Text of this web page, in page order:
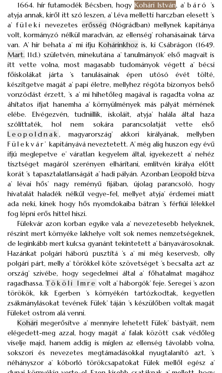
1664. hír futamodék Bécsben, hogyKohári István, a’báró ’s
atyja annak, kiről itt szó leszen, a’ Léva melletti harczban elesett ’s
a’ füleki nevezetes erősség(Nógrádban) mellynek kapitánya
volt, kormányzó nélkül maradván, az ellenség’ rohanásainak tárva
van. A’ hír behata a’ mi ifju Kohárinkhoz is, ki Csábrágon (1649.
Mart. 11d.) születvén, minekutána a’ tanulmányok’ első magvait is
itt vette volna, most magasabb tudományok végett a’ bécsi
főiskolákat járta ’s tanulásainak épen utósó évét tölté,
készítgetve magát a’ papi életre, mellyhez régóta bizonyos belső
vonzódást érzett, ’s a’ mi hihetőleg magával is ragadta volna az
áhítatos ifjat hanemha a’ környülmények más pályát mérnének
elébe. Elvégezvén, tudniillik, iskoláit, atyja’ halála által haza
szólíttaték, hol nem sokára parancsolatját vette első
Leopoldnak, magyarország’ akkori királyának, mellyben
Fülekvár’ kapitányává neveztetett. A’ még alig huszon egy évű
ifjú meglepetve e’ váratlan kegyelem által, igyekezett a’ nehéz
tisztséget magáról szerényen elhárítani, említvén királya előtt
korát ’s tapasztalatlanságát a’ hadi pályán. Azonban Leopoldbízva
a’ lévai hős’ nagy reményű fijában, újolag parancsoló, hogy
hivatalát haladék nélkűl vegye-fel, mellyet atyja’ érdemei miatt
ada neki, kinek hogy hős nyomdokaiba bátran ’s férfiúi lélekkel
fog lépni erős hittel hiszi.
Fülekvár azon korban egyike vala a’ nevezetesebb helyeknek,
részint mert környéke lakhelye volt sok nemes nemzetségeknek,
de leginkább mert kulcsa gyanánt tekintetett a’ bányavárosoknak.
Hazánkat polgári háború pusztítá ’s a’ mi még keservesb, olly
polgári párt, melly a’ törökkel köte szövetséget ’s becsalta azt az
ország’ szivébe, hogy segedelmei által a’ főhatalmat magához
ragadhassa. Tököli Imre volt a’ háborgók’ feje. Seregei ’s azon
törökök, kik Egerben ’s környékén tartózkodtak, kegyetlen
zsákmánylásokat tevének Fülek’ táján ’s készülőben voltak magát
Füleket ostrom alá venni.
Kohári megerősítve a’ mennyire lehetett Fülek’ bástyáit, nem
elégedett-meg azzal, hogy magát a’ falak között csak védőleg
viselje majd, hanem addig is míglen az ellenség távolabb volna,
sokszori és nevezetes megtámadásokkal nyugtalanító azt, ’s
néhányszor a’ kóborló törökcsapatokat Fülek mellől egész a’